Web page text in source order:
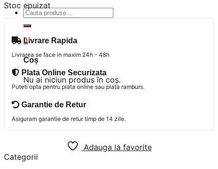
Caută
0
Coș
Nu ai niciun produs în coș.
Stoc epuizat
Livrare Rapida
Livrarea se face in maxim 24h - 48h
Plata Online Securizata
Puteti opta pentru plata online sau plata ramburs.
Garantie de Retur
Asiguram garantie de retur timp de 14 zile.
Adauga la favorite
Categorii